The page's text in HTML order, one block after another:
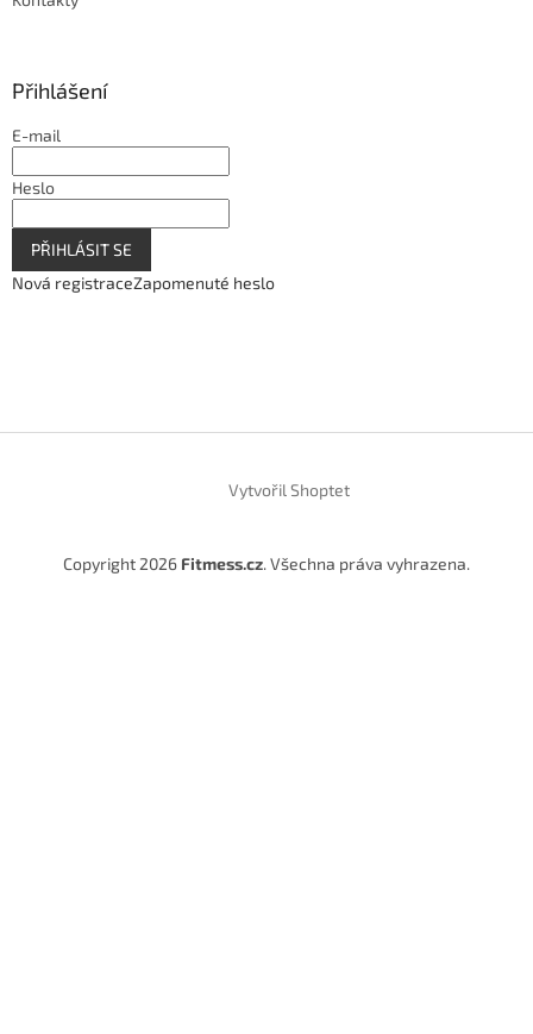
Přihlášení
E-mail
Heslo
PŘIHLÁSIT SE
Nová registraceZapomenuté heslo
Vytvořil Shoptet
Copyright 2026 Fitmess.cz. Všechna práva vyhrazena.